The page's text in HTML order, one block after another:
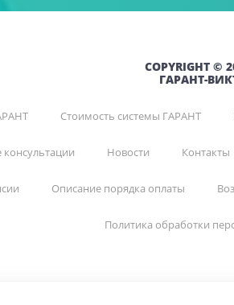
COPYRIGHT ©
ГАРАНТ-
Стоимость системы ГАРАНТ
консультации Новости Контакты
Описание порядка оплаты
Политика обработки